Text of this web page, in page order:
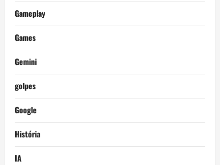
Gameplay
Games
Gemini
golpes
Google
História
IA